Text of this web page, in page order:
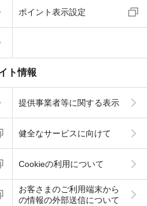
ポイント表示設定
ト情報
提供事業者等に関する表示
健全なサービスに向けて
Cookieの利用について
お客さまのご利用端末から
の情報の外部送信について